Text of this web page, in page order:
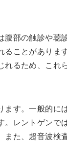
腹部の触診や聴
ることがありま
れるため、これ
ます。一般的に
。レントゲンで
また、超音波検